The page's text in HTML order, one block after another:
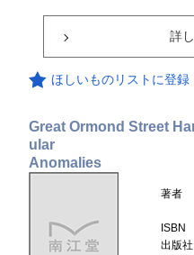
詳
ほしいものリストに登録
Great Ormond Street
ular
Anomalies
著者
ISBN
出版社